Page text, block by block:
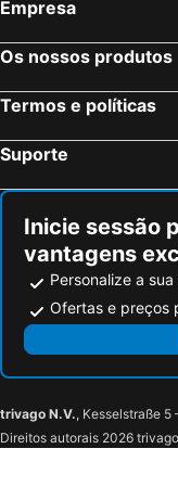
Empresa
Os nossos produtos
Termos e políticas
Suporte
Inicie sessão
vantagens
Personalize a
Ofertas e preços
trivago N.V., Kesselstraße 5
Direitos autorais 2026